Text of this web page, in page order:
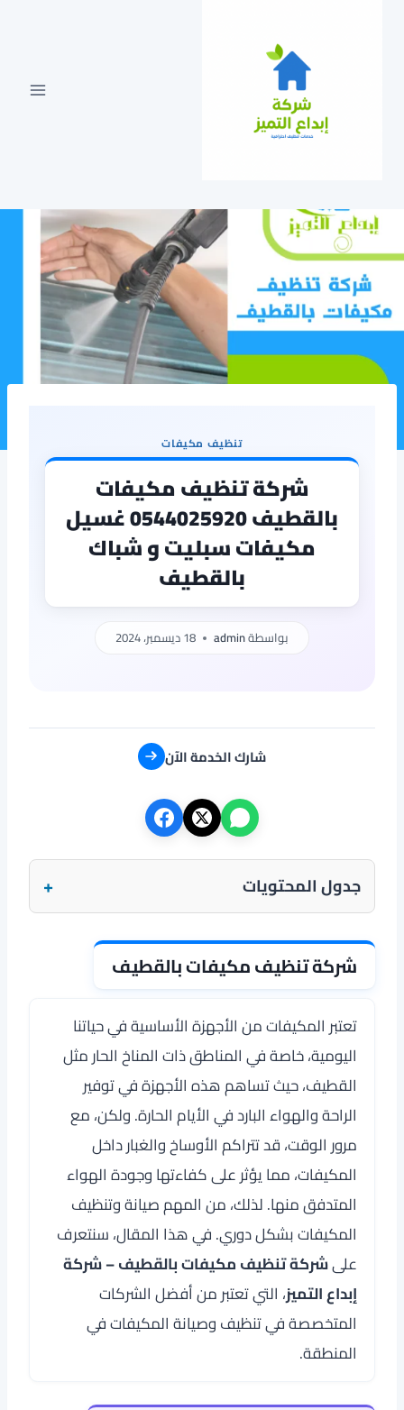
تنظيف مكيفات
شركة تنظيف مكيفات
بالقطيف 0544025920 غسيل
مكيفات سبليت و شباك
بالقطيف
بواسطةadmin 18 ديسمبر، 2024
شارك الخدمة الآن
جدول المحتويات +
شركة تنظيف مكيفات بالقطيف
تعتبر المكيفات من الأجهزة الأساسية في حياتنا
اليومية، خاصة في المناطق ذات المناخ الحار مثل
القطيف، حيث تساهم هذه الأجهزة في توفير
الراحة والهواء البارد في الأيام الحارة. ولكن، مع
مرور الوقت، قد تتراكم الأوساخ والغبار داخل
المكيفات، مما يؤثر على كفاءتها وجودة الهواء
المتدفق منها. لذلك، من المهم صيانة وتنظيف
المكيفات بشكل دوري. في هذا المقال، سنتعرف
علىشركة تنظيف مكيفات بالقطيف – شركة
إبداع التميز، التي تعتبر من أفضل الشركات
المتخصصة في تنظيف وصيانة المكيفات في
المنطقة.